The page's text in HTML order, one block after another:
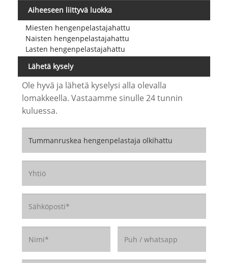
Aiheeseen liittyvä luokka
Miesten hengenpelastajahattu
Naisten hengenpelastajahattu
Lasten hengenpelastajahattu
Lähetä kysely
Ole hyvä ja lähetä kyselysi alla olevalla
lomakkeella. Vastaamme sinulle 24 tunnin
kuluessa.